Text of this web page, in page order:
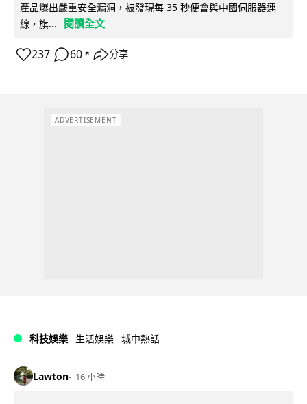
產品爆出嚴重安全漏洞，被發現每 35 秒便會與中國伺服器連
線，旗...
閱讀全文
237 60 ↗ 分享
ADVERTISEMENT
科技娛樂 生活娛樂 城中熱話
Lawton 16 小時